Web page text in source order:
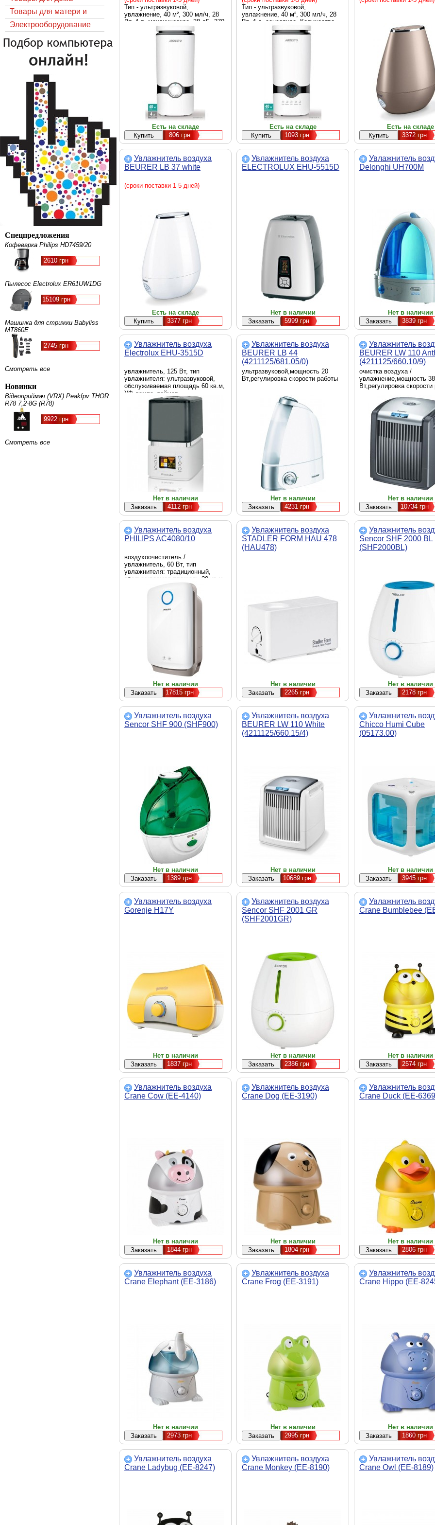
Товары для матери и
ребёнка
Электрооборудование
Спецпредложения
Кофеварка Philips HD7459/20
2610 грн
Пылесос Electrolux ER61UW1DG
15109 грн
Машинка для стрижки Babyliss
MT860E
2745 грн
Смотреть все
Новинки
Відеоприймач (VRX) Peakfpv THOR
R78 7,2-8G (R78)
9922 грн
Смотреть все
Тип - ультразвуковой,
увлажнение, 40 м², 300 мл/ч, 28
Вт, 4 л, механическое, 38 дБ, 370
х 160 х 160 мм, 1.2 кг, белый
Есть на складе
806грн
Тип - ультразвуковой,
увлажнение, 40 м², 300 мл/ч, 28
Вт, 4 л, сенсорное, Количество
режимов работы - 3, 38 дБ, 370 х
160 х 160 мм, 1.2 кг, белый
Есть на складе
1093 грн
Есть на складе
3372 грн
Увлажнитель воздуха
BEURER LB 37 white
(сроки поставки 1-5 дней)
Есть на складе
3377 грн
Увлажнитель воздуха
ELECTROLUX EHU-5515D
Нет в наличии
5999 грн
Увлажнитель
Delonghi UH700M
Нет в наличии
3839 грн
Увлажнитель воздуха
Electrolux EHU-3515D
увлажнитель, 125 Вт, тип
увлажнителя: ультразвуковой,
обслуживаемая площадь 60 кв.м,
УФ лампа, таймер
Нет в наличии
4112грн
Увлажнитель воздуха
BEURER LB 44
(4211125/681.05/0)
ультразвуковой,мощность 20
Вт,регулировка скорости работы
Нет в наличии
4231 грн
Увлажнитель
BEURER LW 110
(4211125/660.10/9)
очистка воздуха /
увлажнение,мощность 38
Вт,регулировка
Нет в наличии
10734грн
Увлажнитель воздуха
PHILIPS AC4080/10
воздухоочиститель /
увлажнитель, 60 Вт, тип
увлажнителя: традиционный,
обслуживаемая площадь 30 кв.м,
воздухообмен до 210 куб.м/ч,
Нет в наличии
17815грн
Увлажнитель воздуха
STADLER FORM HAU 478
(HAU478)
Нет в наличии
2265 грн
Увлажнитель
Sencor SHF 2000 BL
(SHF2000BL)
Нет в наличии
2178 грн
Увлажнитель воздуха
Sencor SHF 900 (SHF900)
Нет в наличии
1389 грн
Увлажнитель воздуха
BEURER LW 110 White
(4211125/660.15/4)
Нет в наличии
10689грн
Увлажнитель
Chicco Humi Cube
(05173.00)
Нет в наличии
3945 грн
Увлажнитель воздуха
Gorenje H17Y
Нет в наличии
1837 грн
Увлажнитель воздуха
Sencor SHF 2001 GR
(SHF2001GR)
Нет в наличии
2386 грн
Увлажнитель
Crane Bumblebee
Нет в наличии
2574 грн
Увлажнитель воздуха
Crane Cow (EE-4140)
Нет в наличии
1844 грн
Увлажнитель воздуха
Crane Dog (EE-3190)
Нет в наличии
1804 грн
Увлажнитель
Crane Duck (EE-
Нет в наличии
2806 грн
Увлажнитель воздуха
Crane Elephant (EE-3186)
Нет в наличии
2973 грн
Увлажнитель воздуха
Crane Frog (EE-3191)
Нет в наличии
2995 грн
Увлажнитель
Crane Hippo (EE-
Нет в наличии
1860 грн
Увлажнитель воздуха
Crane Ladybug (EE-8247)
Увлажнитель воздуха
Crane Monkey (EE-8190)
Увлажнитель
Crane Owl (EE-8189)